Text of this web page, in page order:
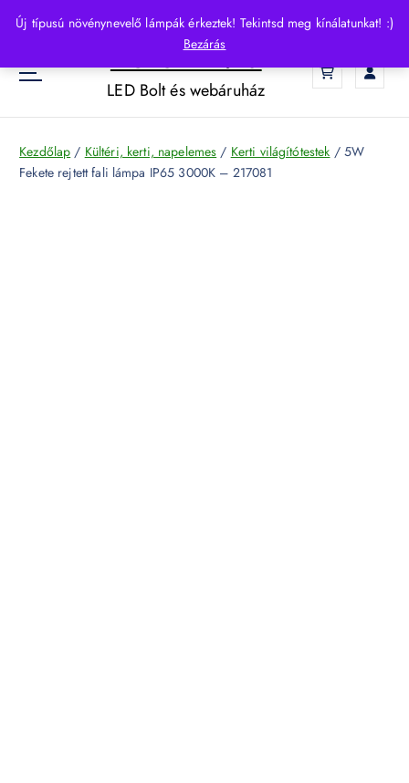
Új típusú növénynevelő lámpák érkeztek! Tekintsd meg kínálatunkat! :)
Bezárás
p
o
HelloLED.hu
LED Bolt és webáruház
Kezdőlap / Kültéri, kerti, napelemes / Kerti világítótestek / 5W
Fekete rejtett fali lámpa IP65 3000K – 217081